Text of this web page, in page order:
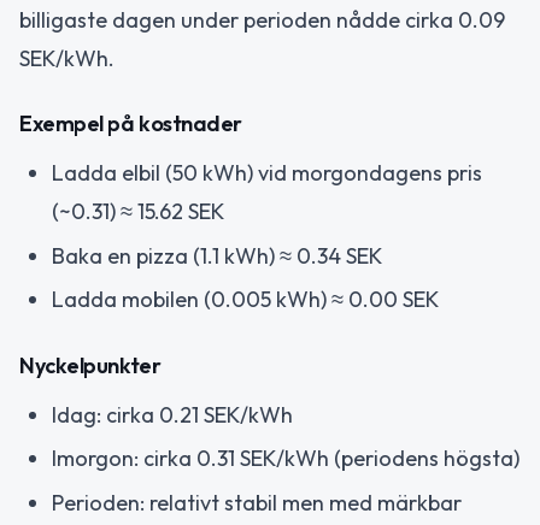
billigaste dagen under perioden nådde cirka 0.09
SEK/kWh.
Exempel på kostnader
Ladda elbil (50 kWh) vid morgondagens pris
(~0.31) ≈ 15.62 SEK
Baka en pizza (1.1 kWh) ≈ 0.34 SEK
Ladda mobilen (0.005 kWh) ≈ 0.00 SEK
Nyckelpunkter
Idag: cirka 0.21 SEK/kWh
Imorgon: cirka 0.31 SEK/kWh (periodens högsta)
Perioden: relativt stabil men med märkbar